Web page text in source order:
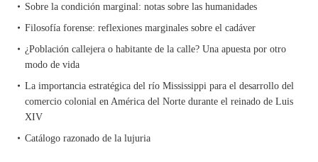
Sobre la condición marginal: notas sobre las humanidades
Filosofía forense: reflexiones marginales sobre el cadáver
¿Población callejera o habitante de la calle? Una apuesta por otro
modo de vida
La importancia estratégica del río Mississippi para el desarrollo del
comercio colonial en América del Norte durante el reinado de Luis
XIV
Catálogo razonado de la lujuria